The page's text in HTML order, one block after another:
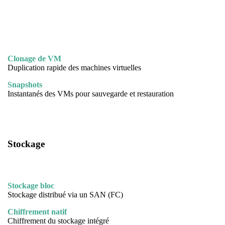
Clonage de VM
Duplication rapide des machines virtuelles
Snapshots
Instantanés des VMs pour sauvegarde et restauration
Stockage
Stockage bloc
Stockage distribué via un SAN (FC)
Chiffrement natif
Chiffrement du stockage intégré